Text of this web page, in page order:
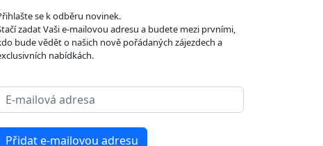
se k odběru novinek.
zadat Vaši e-mailovou adresu a budete mezi prvními,
bude vědět o našich nově pořádaných zájezdech a
nabídkách.